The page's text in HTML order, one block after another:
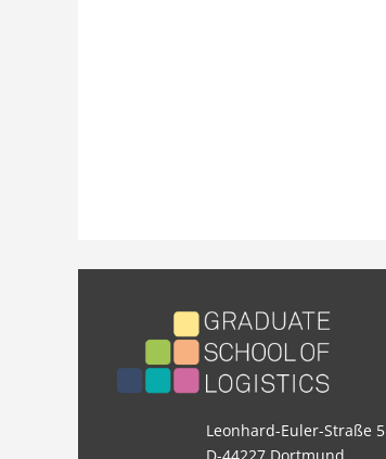
Leonhard-Euler-Straße 5
D-44227 Dortmund